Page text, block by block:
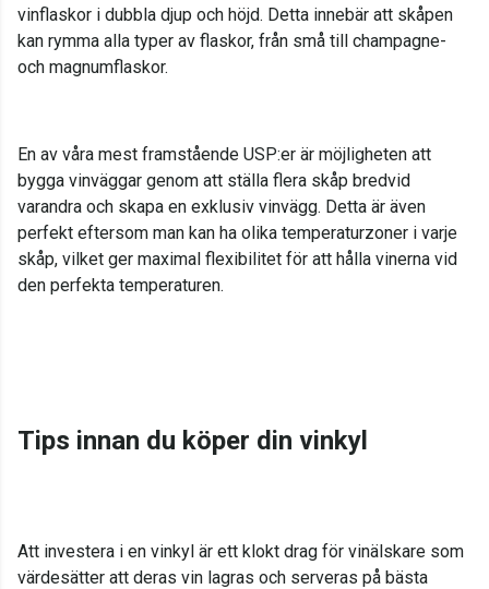
vinflaskor i dubbla djup och höjd. Detta innebär att skåpen
kan rymma alla typer av flaskor, från små till champagne-
och magnumflaskor.
En av våra mest framstående USP:er är möjligheten att
bygga vinväggar genom att ställa flera skåp bredvid
varandra och skapa en exklusiv vinvägg. Detta är även
perfekt eftersom man kan ha olika temperaturzoner i varje
skåp, vilket ger maximal flexibilitet för att hålla vinerna vid
den perfekta temperaturen.
Tips innan du köper din vinkyl
Att investera i en vinkyl är ett klokt drag för vinälskare som
värdesätter att deras vin lagras och serveras på bästa